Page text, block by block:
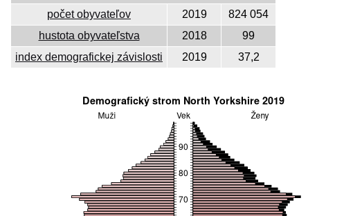
počet obyvateľov
2019
824 054
hustota obyvateľstva
2018
99
index demografickej závislosti
2019 37,2